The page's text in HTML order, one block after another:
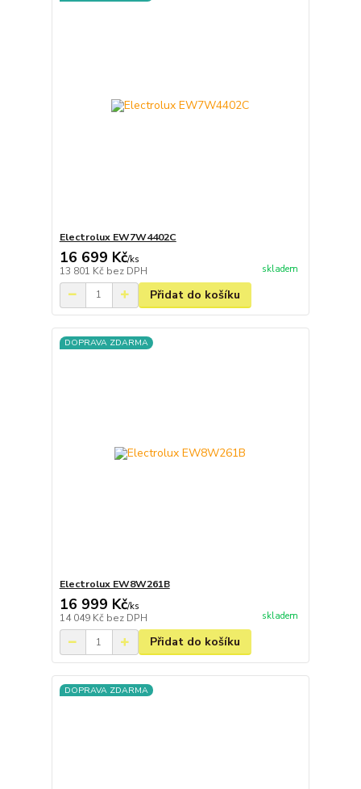
Electrolux EW7W4402C
16 699 Kč/ks
13 801 Kč bez DPH skladem
Přidat do košíku
DOPRAVA ZDARMA
Electrolux EW8W261B
16 999 Kč/ks
14 049 Kč bez DPH skladem
Přidat do košíku
DOPRAVA ZDARMA